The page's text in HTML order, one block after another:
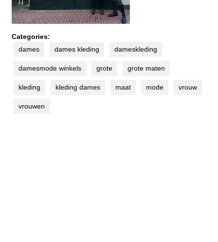
Categories:
dames
dames kleding dameskleding
damesmode winkels grote grote maten
kleding kleding dames maat mode vrouw
vrouwen